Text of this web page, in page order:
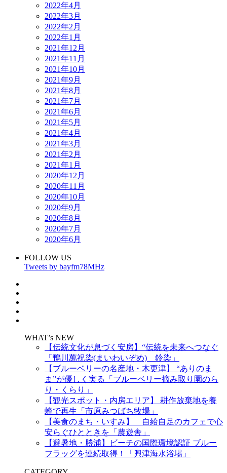
2022年4月
2022年3月
2022年2月
2022年1月
2021年12月
2021年11月
2021年10月
2021年9月
2021年8月
2021年7月
2021年6月
2021年5月
2021年4月
2021年3月
2021年2月
2021年1月
2020年12月
2020年11月
2020年10月
2020年9月
2020年8月
2020年7月
2020年6月
FOLLOW US
Tweets by bayfm78MHz
WHAT’s NEW
【伝統文化が息づく安房】“伝統を未来へつなぐ
「鴨川萬祝染(まいわいぞめ) 鈴染」
【ブルーベリーの名産地・木更津】 “ありのま
ま”が優しく実る「ブルーベリー摘み取り園のら
り・くらり」
【観光スポット・内房エリア】 耕作放棄地を養
蜂で再生「市原みつばち牧場」
【美食のまち・いすみ】 自給自足のカフェで心
安らぐひとときを「農遊舎」
【避暑地・勝浦】ビーチの国際環境認証 ブルー
フラッグを連続取得！「興津海水浴場」